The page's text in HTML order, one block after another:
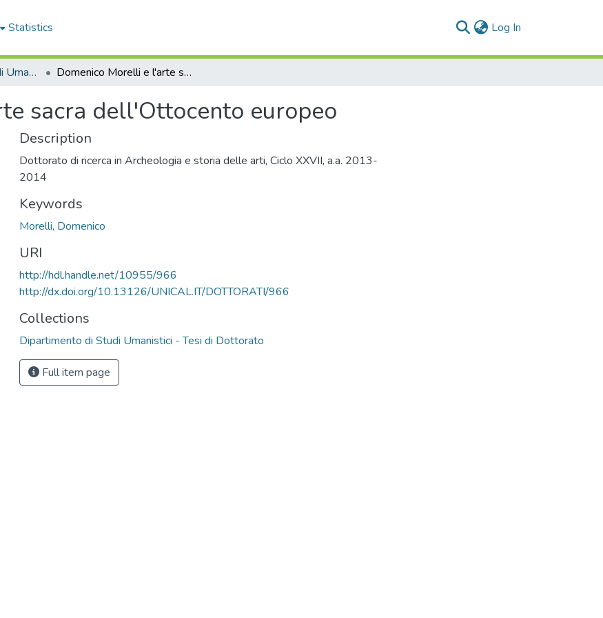
Statistics Log In
Dipartimento di Studi Umanistici - Tesi di Dottorato Domenico Morelli e l'arte sacra dell'Ottocento europeo
sacra dell'Ottocento europeo
Description
Dottorato di ricerca in Archeologia e storia delle arti, Ciclo XXVII, a.a. 2013-
2014
Keywords
Morelli, Domenico
URI
http://hdl.handle.net/10955/966
http://dx.doi.org/10.13126/UNICAL.IT/DOTTORATI/966
Collections
Dipartimento di Studi Umanistici - Tesi di Dottorato
Full item page